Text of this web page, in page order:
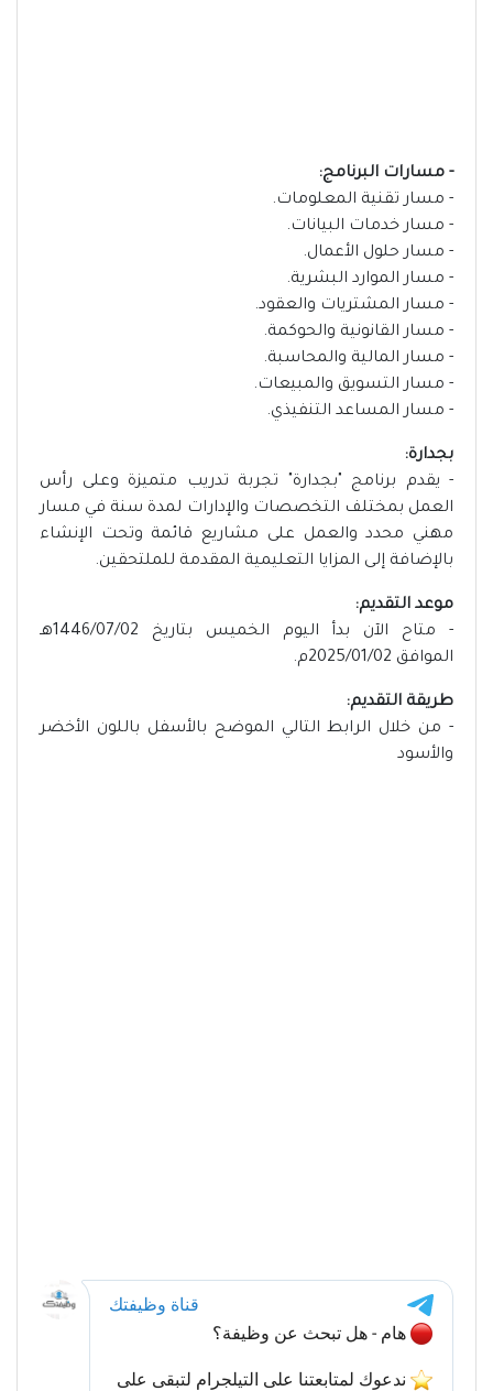
- مسارات البرنامج:
- مسار تقنية المعلومات.
- مسار خدمات البيانات.
- مسار حلول الأعمال.
- مسار الموارد البشرية.
- مسار المشتريات والعقود.
- مسار القانونية والحوكمة.
- مسار المالية والمحاسبة.
- مسار التسويق والمبيعات.
- مسار المساعد التنفيذي.
بجدارة:
- يقدم برنامج "بجدارة" تجربة تدريب متميزة وعلى رأس
العمل بمختلف التخصصات والإدارات لمدة سنة في مسار
مهني محدد والعمل على مشاريع قائمة وتحت الإنشاء
بالإضافة إلى المزايا التعليمية المقدمة للملتحقين.
موعد التقديم:
- متاح الآن بدأ اليوم الخميس بتاريخ 1446/07/02هـ
الموافق 2025/01/02م.
طريقة التقديم:
- من خلال الرابط التالي الموضح بالأسفل باللون الأخضر
والأسود